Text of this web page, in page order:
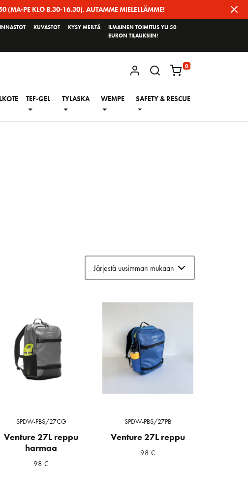
(MA-PE KLO 8.30-16.30). AUTAMME MIELELLÄMME!
KUVASTOT KYSY MEILTÄ
ILMAINEN TOIMITUS YLI 50
EURON TILAUKSIIN!
KIRJAUDU / REKISTERÖIDY
0
TEF-GEL TYLASKA WEMPE SAFETY & RESCUE
SPDW-PBS/27CG
Venture 27L reppu
harmaa
98€
SPDW-PBS/27PB
Venture 27L reppu
98€